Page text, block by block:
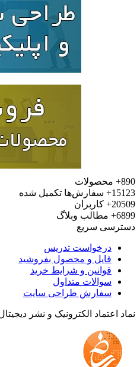
محصولات
سفارش‌ها تکمیل شده
کاربران
مطالب وبلاگ
سریع
درخواست تدریس
فایل و محصول بفروشید
قوانین و شرایط خرید
سوالات متداول
سفارش طراحی سایت
اعتماد الکترونیک و نشر دیجیتال